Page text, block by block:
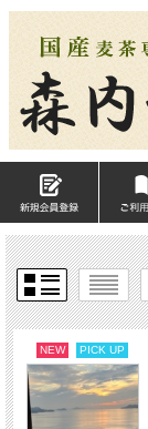
NEW PICK UP